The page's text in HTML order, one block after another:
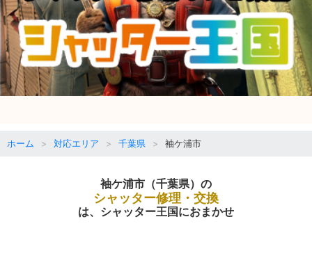
ホーム 対応エリア 千葉県 袖ケ浦市
袖ケ浦市（千葉県）の
シャッター修理・交換
は、シャッター王国におまかせ